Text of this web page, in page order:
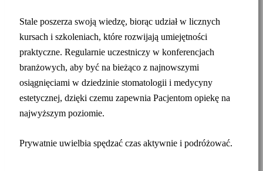
Stale poszerza swoją wiedzę, biorąc udział w licznych
kursach i szkoleniach, które rozwijają umiejętności
praktyczne. Regularnie uczestniczy w konferencjach
branżowych, aby być na bieżąco z najnowszymi
osiągnięciami w dziedzinie stomatologii i medycyny
estetycznej, dzięki czemu zapewnia Pacjentom opiekę na
najwyższym poziomie.
Prywatnie uwielbia spędzać czas aktywnie i podróżować.